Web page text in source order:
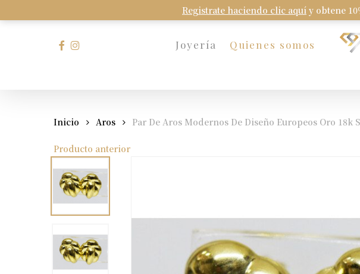
Registrate haciendo clic aquí y obtene
to
Joyería Quienes somos
facebook
instagram
Inicio Aros Par De Aros Modernos De Diseño Europeos Oro 18k
Producto anterior